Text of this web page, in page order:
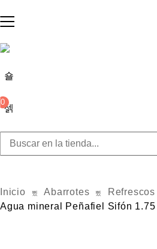
0
Inicio Abarrotes Refrescos
Agua mineral Peñafiel Sifón 1.75 l